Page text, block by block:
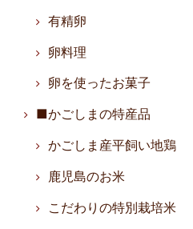
有精卵
卵料理
卵を使ったお菓子
■かごしまの特産品
かごしま産平飼い地鶏
鹿児島のお米
こだわりの特別栽培米